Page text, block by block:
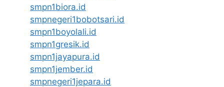
smpn1biora.id
smpnegeri1bobotsari.id
smpn1boyolali.id
smpn1gresik.id
smpn1jayapura.id
smpn1jember.id
smpnegeri1jepara.id